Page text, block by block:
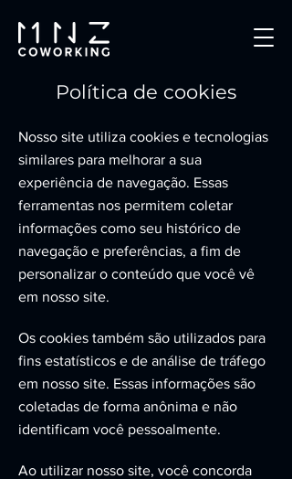
Política de cookies
Nosso site utiliza cookies e tecnologias
similares para melhorar a sua
experiência de navegação. Essas
ferramentas nos permitem coletar
informações como seu histórico de
navegação e preferências, a fim de
personalizar o conteúdo que você vê
em nosso site.
Os cookies também são utilizados para
fins estatísticos e de análise de tráfego
em nosso site. Essas informações são
coletadas de forma anônima e não
identificam você pessoalmente.
Ao utilizar nosso site, você concorda